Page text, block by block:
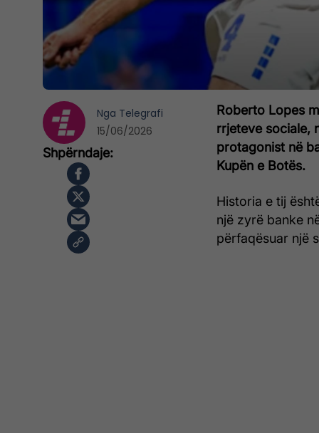
Roberto Lopes
rrjeteve sociale,
protagonist në
Kupën e Botës.
Historia e tij
një zyrë banke
përfaqësuar një
Nga Telegrafi
15/06/2026